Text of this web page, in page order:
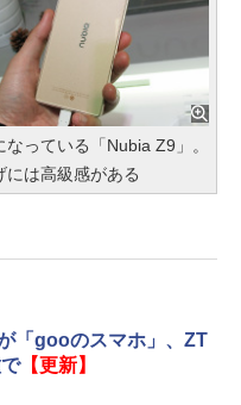
っている「Nubia Z9」。
は高級感がある
「gooのスマホ」、ZT
【更新】